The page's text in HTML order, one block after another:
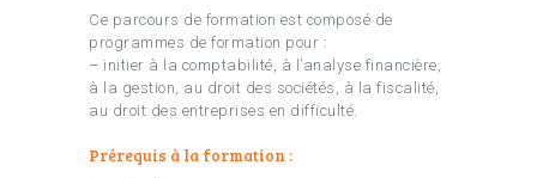
Ce parcours de formation est composé de
programmes de formation pour :
– initier à la comptabilité, à l’analyse financière,
à la gestion, au droit des sociétés, à la fiscalité,
au droit des entreprises en difficulté.
Prérequis à la formation :